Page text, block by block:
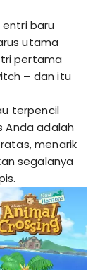
entri baru
utama
pertama
– dan itu
terpencil
Anda adalah
menarik
segalanya